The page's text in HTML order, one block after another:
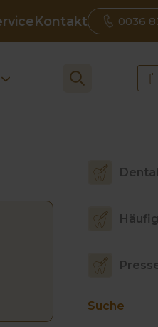
Kontakt 0036
Suche